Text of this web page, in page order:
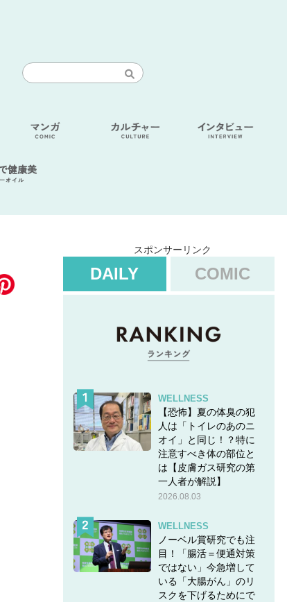
健康美
オイル
スポンサーリンク
DAILY COMIC
WELLNESS
【恐怖】夏の体臭の犯
人は「トイレのあのニ
オイ」と同じ！？特に
注意すべき体の部位と
は【皮膚ガス研究の第
一人者が解説】
2026.08.03
WELLNESS
ノーベル賞研究でも注
目！「腸活＝便通対策
ではない」今急増して
いる「大腸がん」のリ
スクを下げるためにで